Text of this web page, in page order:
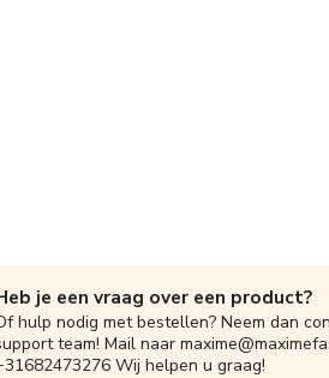
je een vraag over een product?
hulp nodig met bestellen? Neem dan
team! Mail naar
Wij helpen u graag!